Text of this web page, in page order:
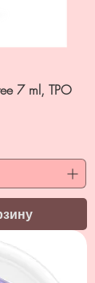
7 ml, TPO